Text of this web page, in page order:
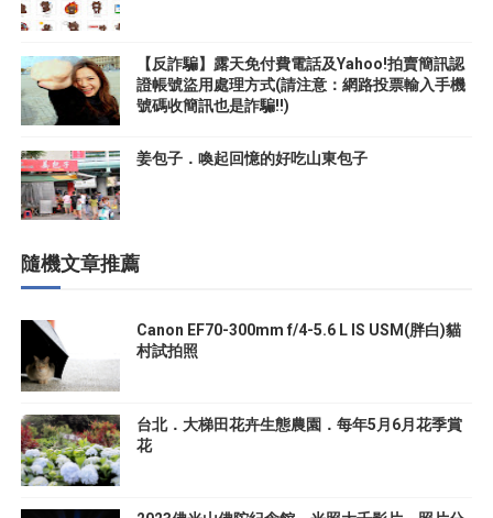
【反詐騙】露天免付費電話及Yahoo!拍賣簡訊認
證帳號盜用處理方式(請注意：網路投票輸入手機
號碼收簡訊也是詐騙!!)
姜包子．喚起回憶的好吃山東包子
隨機文章推薦
Canon EF70-300mm f/4-5.6 L IS USM(胖白)貓
村試拍照
台北．大梯田花卉生態農園．每年5月6月花季賞
花